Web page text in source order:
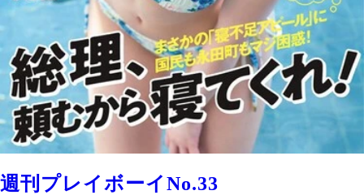
週刊プレイボーイNo.33